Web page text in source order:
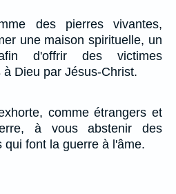
des pierres vivantes,
une maison spirituelle, un
d'offrir des victimes
Dieu par Jésus-Christ.
comme étrangers et
à vous abstenir des
font la guerre à l'âme.